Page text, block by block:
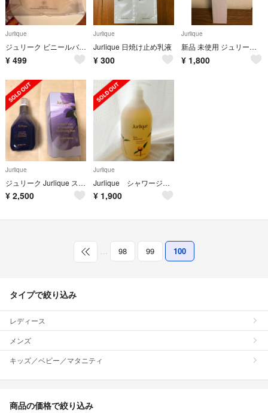
Jurlique
ジュリーク ビニールバッグ&メッシュトートバッグ 未使用 付録 Jurlique
¥ 499
Jurlique
Jurlique 日焼け止め乳液
¥ 300
Jurlique
新品 未使用 ジュリーク ハンドクリーム
¥ 1,800
Jurlique
ジュリーク Jurlique スイートバイオレット&グレープフルーツミスト
¥ 2,500
Jurlique
Jurlique シャワージェル ローズ
¥ 1,900
98 99 100
タイプで絞り込み
レディース
メンズ
キッズ／ベビー／マタニティ
商品の価格で絞り込み